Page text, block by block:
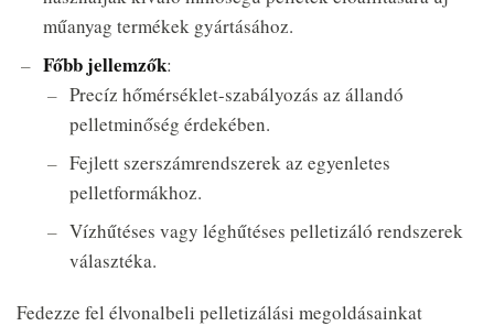
műanyag termékek gyártásához.
Főbb jellemzők:
Precíz hőmérséklet-szabályozás az állandó
pelletminőség érdekében.
Fejlett szerszámrendszerek az egyenletes
pelletformákhoz.
Vízhűtéses vagy léghűtéses pelletizáló rendszerek
választéka.
Fedezze fel élvonalbeli pelletizálási megoldásainkat